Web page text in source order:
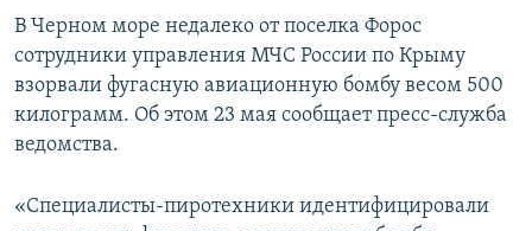
В Черном море недалеко от поселка Форос
сотрудники управления МЧС России по Крыму
взорвали фугасную авиационную бомбу весом 500
килограмм. Об этом 23 мая сообщает пресс-служба
ведомства.
«Специалисты-пиротехники идентифицировали